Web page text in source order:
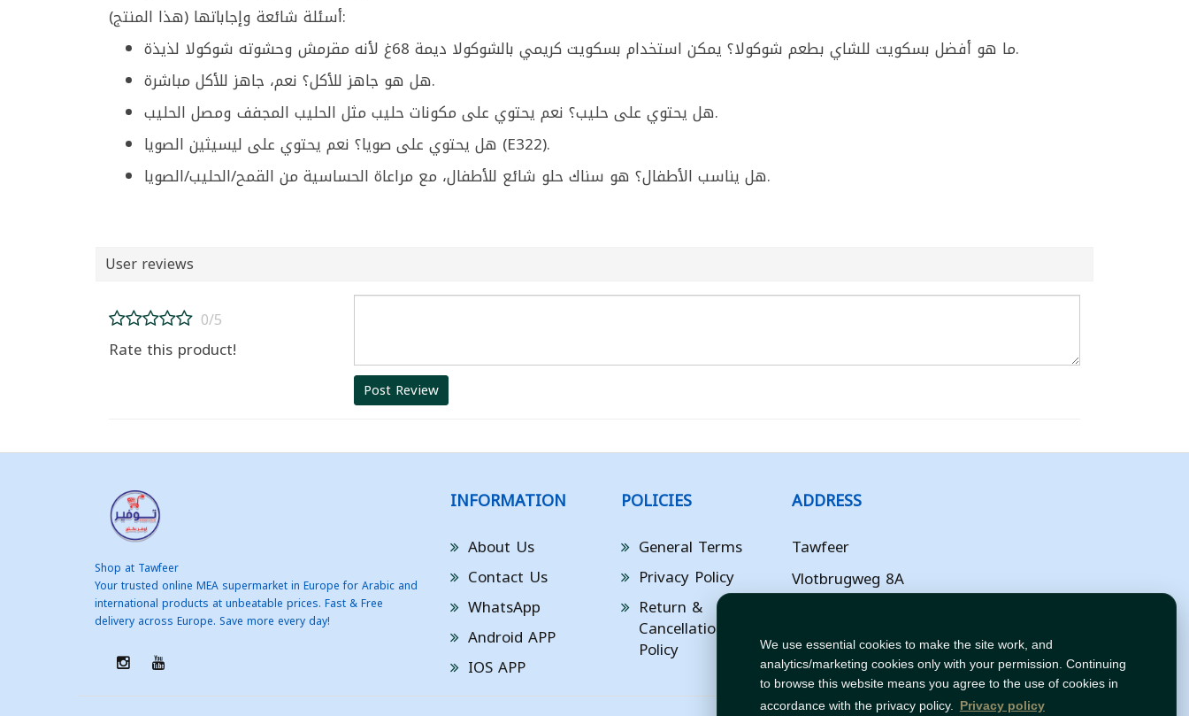
We use essential cookies to make the site work, and
analytics/marketing cookies only with your permission. Continuing
to browse this website means you agree to the use of cookies in
accordance with the privacy policy. Privacy policy
أسئلة شائعة وإجاباتها (هذا المنتج):
ما هو أفضل بسكويت للشاي بطعم شوكولا؟ يمكن استخدام بسكويت كريمي بالشوكولا ديمة 68غ لأنه مقرمش وحشوته شوكولا لذيذة.
هل هو جاهز للأكل؟ نعم، جاهز للأكل مباشرة.
هل يحتوي على حليب؟ نعم يحتوي على مكونات حليب مثل الحليب المجفف ومصل الحليب.
هل يحتوي على صويا؟ نعم يحتوي على ليسيثين الصويا (E322).
هل يناسب الأطفال؟ هو سناك حلو شائع للأطفال، مع مراعاة الحساسية من القمح/الحليب/الصويا.
User reviews
0/5
Rate this product!
Post Review
Shop at Tawfeer
Your trusted online MEA supermarket in Europe for Arabic and
international products at unbeatable prices. Fast & Free
delivery across Europe. Save more every day!
INFORMATION
About Us
Contact Us
WhatsApp
Android APP
IOS APP
POLICIES
General Terms
Privacy Policy
Return &
Cancellation
Policy
ADDRESS
Tawfeer
Vlotbrugweg 8A
Flevoland
NL